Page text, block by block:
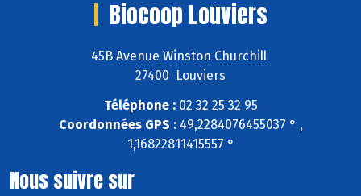
Biocoop Louviers
45B Avenue Winston Churchill
27400 Louviers
Téléphone :02 32 25 32 95
Coordonnées GPS :49,2284076455037 ° ,
1,16822811415557 °
Nous suivre sur